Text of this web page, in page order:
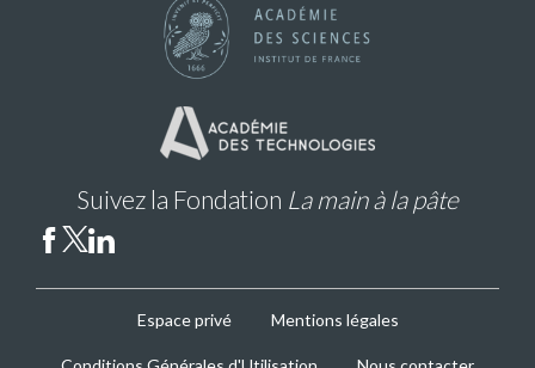
Suivez la Fondation La main à la pâte
Footer
Espace privé Mentions légales